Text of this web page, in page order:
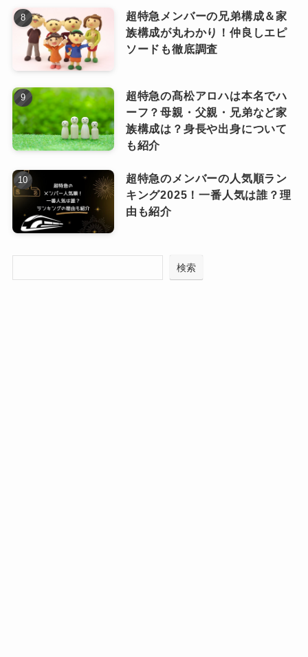
超特急メンバーの兄弟構成＆家
族構成が丸わかり！仲良しエピ
ソードも徹底調査
超特急の髙松アロハは本名でハ
ーフ？母親・父親・兄弟など家
族構成は？身長や出身について
も紹介
超特急のメンバーの人気順ラン
キング2025！一番人気は誰？理
由も紹介
検索